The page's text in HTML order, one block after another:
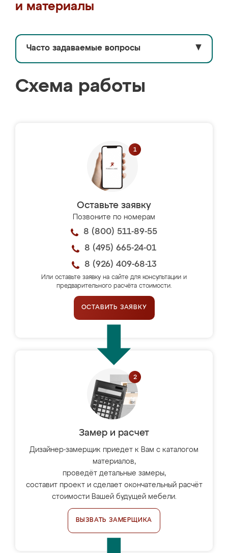
и материалы
Часто задаваемые вопросы ▼
Схема работы
Оставьте заявку
Позвоните по номерам
8 (800) 511-89-55
8 (495) 665-24-01
8 (926) 409-68-13
Или оставьте заявку на сайте для консультации и
предварительного расчёта стоимости.
ОСТАВИТЬ ЗАЯВКУ
Замер и расчет
Дизайнер-замерщик приедет к Вам с каталогом
материалов,
проведёт детальные замеры,
составит проект и сделает окончательный расчёт
стоимости Вашей будущей мебели.
ВЫЗВАТЬ ЗАМЕРЩИКА